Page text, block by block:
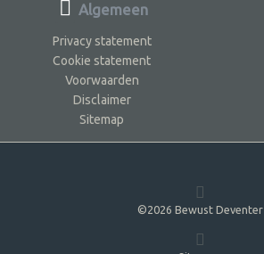
Algemeen
Privacy statement
Cookie statement
Voorwaarden
Disclaimer
Sitemap
©2026 Bewust Deventer